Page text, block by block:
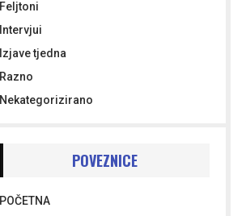
Feljtoni
Intervjui
Izjave tjedna
Razno
Nekategorizirano
POVEZNICE
POČETNA